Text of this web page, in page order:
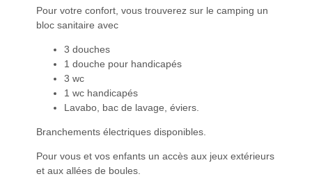
Pour votre confort, vous trouverez sur le camping un
bloc sanitaire avec
3 douches
1 douche pour handicapés
3 wc
1 wc handicapés
Lavabo, bac de lavage, éviers.
Branchements électriques disponibles.
Pour vous et vos enfants un accès aux jeux extérieurs
et aux allées de boules.